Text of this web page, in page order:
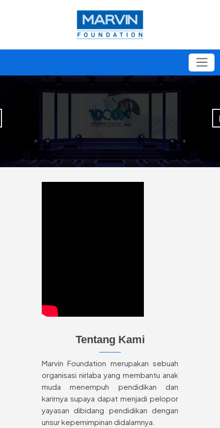
Tentang Kami
Marvin Foundation merupakan sebuah
organisasi nirlaba yang membantu anak
muda menempuh pendidikan dan
karirnya supaya dapat menjadi pelopor
yayasan dibidang pendidikan dengan
unsur kepemimpinan didalamnya.